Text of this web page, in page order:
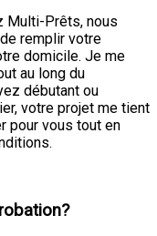
Multi-Prêts, nous
remplir votre
domicile. Je me
au long du
débutant ou
votre projet me tient
pour vous tout en